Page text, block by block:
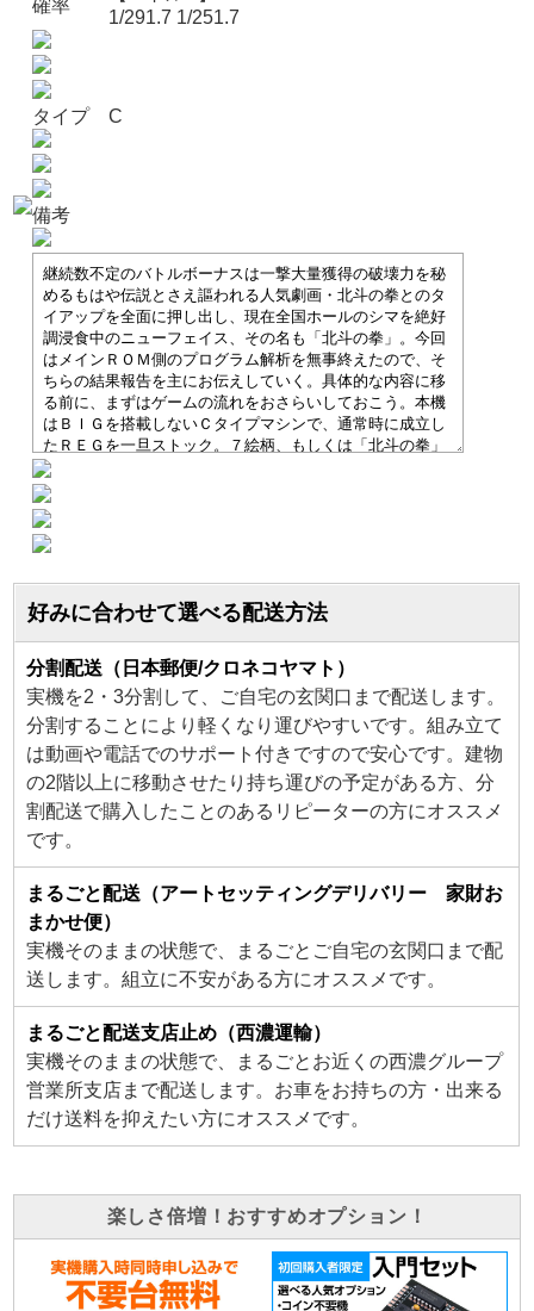
確率
1/291.7 1/251.7
タイプ C
備考
好みに合わせて選べる配送方法
分割配送（日本郵便/クロネコヤマト）
実機を2・3分割して、ご自宅の玄関口まで配送します。
分割することにより軽くなり運びやすいです。組み立て
は動画や電話でのサポート付きですので安心です。建物
の2階以上に移動させたり持ち運びの予定がある方、分
割配送で購入したことのあるリピーターの方にオススメ
です。
まるごと配送（アートセッティングデリバリー 家財お
まかせ便）
実機そのままの状態で、まるごとご自宅の玄関口まで配
送します。組立に不安がある方にオススメです。
まるごと配送支店止め（西濃運輸）
実機そのままの状態で、まるごとお近くの西濃グループ
営業所支店まで配送します。お車をお持ちの方・出来る
だけ送料を抑えたい方にオススメです。
楽しさ倍増！おすすめオプション！